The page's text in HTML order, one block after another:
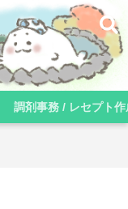
調剤事務 / レセプト作